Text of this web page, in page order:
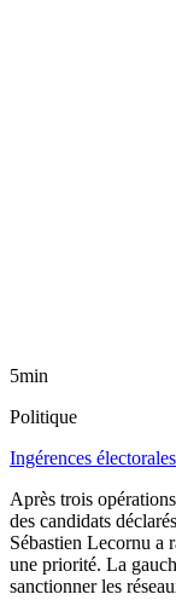
5min
Politique
Ingérences
Après trois
des candidats
Sébastien Lecornu a
une priorité. La
sanctionner les